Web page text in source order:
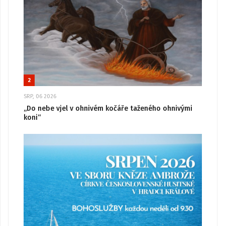
2
SRP, 06 2026
„Do nebe vjel v ohnivém kočáře taženého ohnivými
koni“